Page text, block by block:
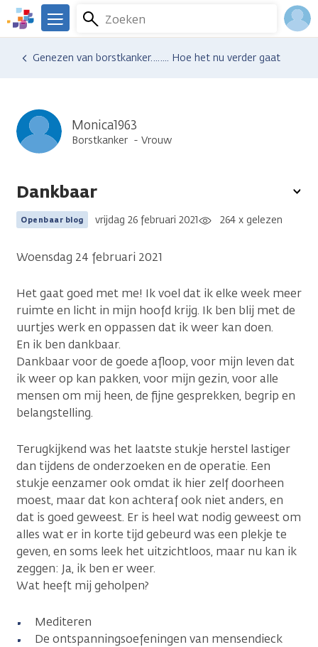
Overslaan
en
naar
We
er
Kanker.nl
Zoeken
Menu
Ervaringen van anderen
Blogsoverzicht
Genezen van borstkanker…….. Hoe het nu verder gaat
Monica1963
Borstkanker Vrouw
Dankbaar
Openbaar blog vrijdag 26 februari 2021 264 x gelezen
Woensdag 24 februari 2021
Het gaat goed met me! Ik voel dat ik elke week meer
ruimte en licht in mijn hoofd krijg. Ik ben blij met de
uurtjes werk en oppassen dat ik weer kan doen.
En ik ben dankbaar.
Dankbaar voor de goede afloop, voor mijn leven dat
ik weer op kan pakken, voor mijn gezin, voor alle
mensen om mij heen, de fijne gesprekken, begrip en
belangstelling.
Terugkijkend was het laatste stukje herstel lastiger
dan tijdens de onderzoeken en de operatie. Een
stukje eenzamer ook omdat ik hier zelf doorheen
moest, maar dat kon achteraf ook niet anders, en
dat is goed geweest. Er is heel wat nodig geweest om
alles wat er in korte tijd gebeurd was een plekje te
geven, en soms leek het uitzichtloos, maar nu kan ik
zeggen: Ja, ik ben er weer.
Wat heeft mij geholpen?
Mediteren
De ontspanningsoefeningen van mensendieck